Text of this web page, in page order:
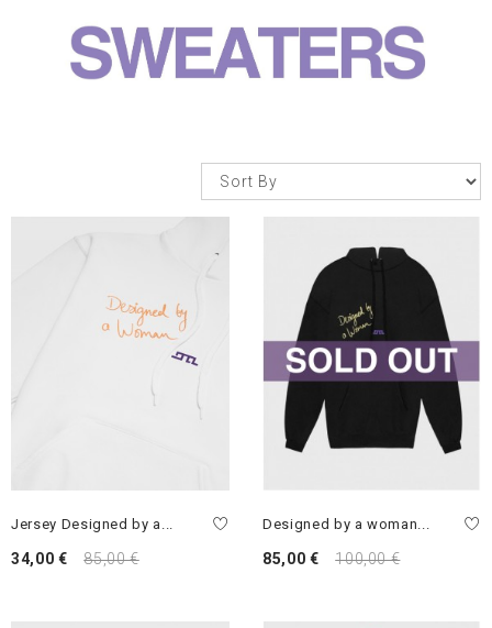
Jersey Designed by a...
34,00 € 85,00 €
Designed by a woman...
85,00 € 100,00 €